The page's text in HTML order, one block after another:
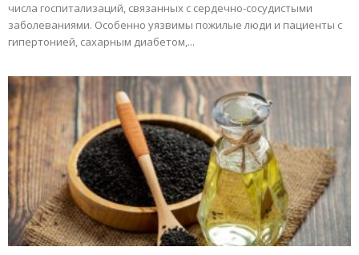
числа госпитализаций, связанных с сердечно-сосудистыми
заболеваниями. Особенно уязвимы пожилые люди и пациенты с
гипертонией, сахарным диабетом,...